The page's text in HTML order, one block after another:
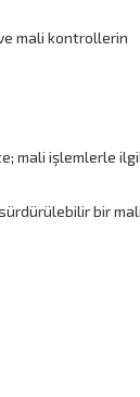
mali kontrollerin
mali işlemlerle
bir